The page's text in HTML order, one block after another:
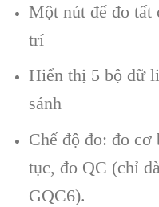
Một nút để đo tất
trí
Hiển thị 5 bộ dữ
sánh
Chế độ đo: đo cơ
tục, đo QC (chỉ
GQC6).